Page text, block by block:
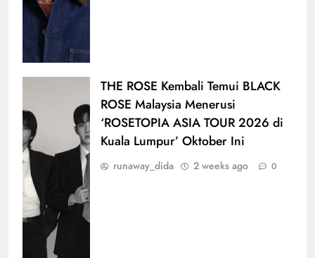
THE ROSE Kembali Temui BLACK
ROSE Malaysia Menerusi
‘ROSETOPIA ASIA TOUR 2026 di
Kuala Lumpur’ Oktober Ini
runaway_dida 2 weeks ago 0